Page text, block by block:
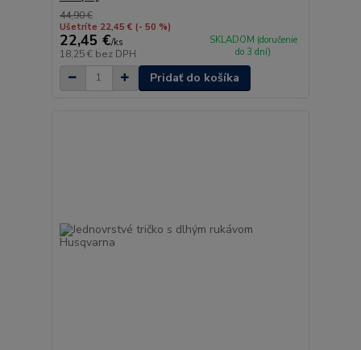
44,90 €
Ušetríte 22,45 € (- 50 %)
22,45 €/ks
18,25 € bez DPH
SKLADOM (doručenie
do 3 dní)
Pridať do košíka